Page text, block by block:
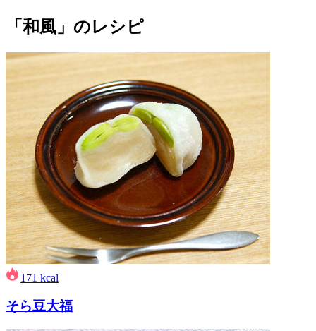
「和風」のレシピ
171 kcal
そら豆大福